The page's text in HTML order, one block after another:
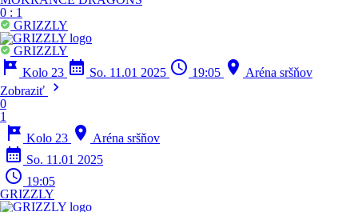
0 : 1
GRIZZLY
GRIZZLY
tour Kolo 23 calendar_month So. 11.01 2025 schedule 19:05 location_on Aréna sršňov
Zobraziť
chevron_right
0
1
tour Kolo 23 location_on Aréna sršňov
calendar_month So. 11.01 2025
schedule 19:05
GRIZZLY